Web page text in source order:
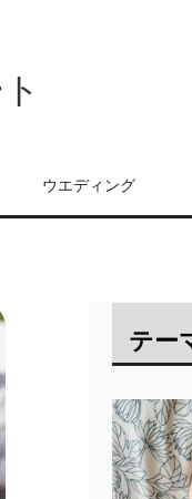
ウエディング
テー